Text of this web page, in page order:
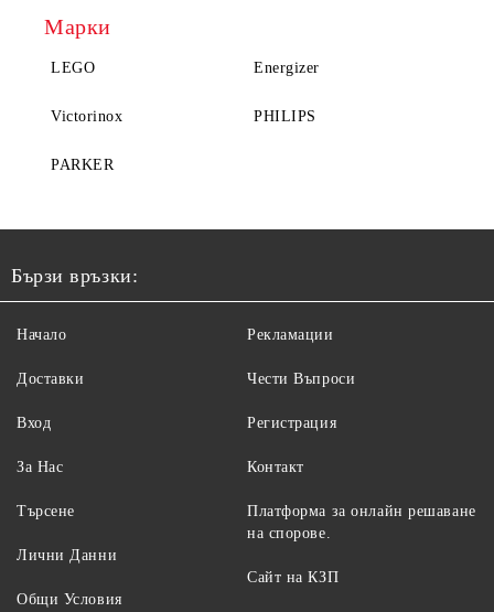
Марки
LEGO Energizer
Victorinox PHILIPS
PARKER
Бързи връзки:
Начало
Доставки
Вход
За Нас
Рекламации
Чести Въпроси
Регистрация
Контакт
Търсене
Лични Данни
Общи Условия
Платформа за онлайн решаване
на спорове.
Сайт на КЗП